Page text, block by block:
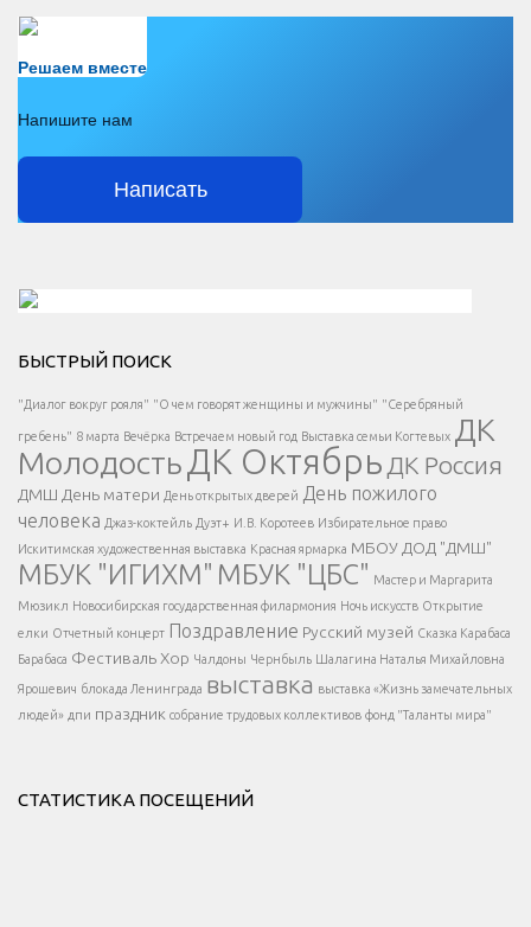
Решаем вместе
Напишите нам
Написать
Есть вопрос?
Напишите нам
</span >
Написать
</button >
</div >
</div > </div >
БЫСТРЫЙ ПОИСК
"Диалог вокруг рояля" "О чем говорят женщины и мужчины" "Серебряный
гребень" 8 марта Вечёрка Встречаем новый год Выставка семьи Когтевых ДК
МолодостьДК Октябрь ДК Россия
ДМШ День матери День открытых дверей День пожилого
человека Джаз-коктейль Дуэт+ И.В. Коротеев Избирательное право
Искитимская художественная выставка Красная ярмарка МБОУ ДОД "ДМШ"
МБУК "ИГИХМ" МБУК "ЦБС" Мастер и Маргарита
Мюзикл Новосибирская государственная филармония Ночь искусств Открытие
елки Отчетный концерт Поздравление Русский музей Сказка Карабаса
Барабаса Фестиваль Хор Чалдоны Чернбыль Шалагина Наталья Михайловна
Ярошевич блокада Ленинграда выставка выставка «Жизнь замечательных
людей» дпи праздник собрание трудовых коллективов фонд "Таланты мира"
СТАТИСТИКА ПОСЕЩЕНИЙ